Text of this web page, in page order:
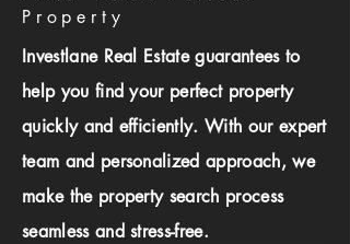
Property
Investlane Real Estate guarantees to
help you find your perfect property
quickly and efficiently. With our expert
team and personalized approach, we
make the property search process
seamless and stress-free.